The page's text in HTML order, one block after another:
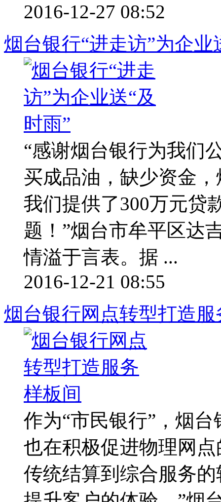
2016-12-27 08:52
烟台银行“进走访”为企业
“感谢烟台银行为我们
买成品油，缺少资金
我们提供了300万元贷
题！”烟台市牟平区达
情溢于言表。据 ...
2016-12-21 08:55
烟台银行网点转型打造
作为“市民银行”，烟
也在积极促进物理网
传统结算到综合服务